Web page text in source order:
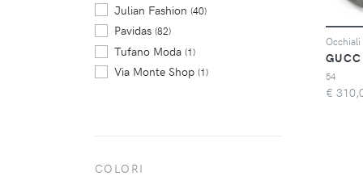
Occhiali
54
€
Julian Fashion (40)
Pavidas (82)
Tufano Moda (1)
Via Monte Shop (1)
COLORI